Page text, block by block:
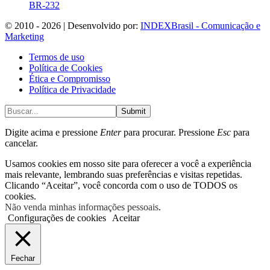
BR-232
© 2010 - 2026 | Desenvolvido por: INDEXBrasil - Comunicação e
Marketing
Termos de uso
Política de Cookies
Ética e Compromisso
Política de Privacidade
Submit
Digite acima e pressione Enterpara procurar. Pressione Esc para
cancelar.
Usamos cookies em nosso site para oferecer a você a experiência
mais relevante, lembrando suas preferências e visitas repetidas.
Clicando “Aceitar”, você concorda com o uso de TODOS os
cookies.
Não venda minhas informações pessoais.
Configurações de cookies
Aceitar
Fechar